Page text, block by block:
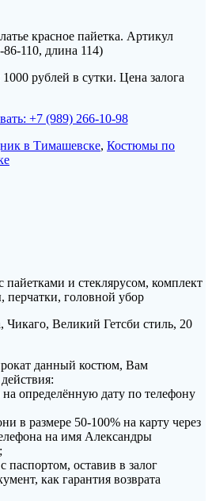
красное пайетка. Артикул
86-110, длина 114)
рублей в сутки. Цена залога
+7 (989) 266-10-98
в Тимашевске, Костюмы по
пайетками и стеклярусом, комплект
перчатки, головной убор
Чикаго, Великий Гетсби стиль, 20
данный костюм, Вам
определённую дату по телефону
в размере 50-100% на карту через
на имя Александры
паспортом, оставив в залог
как гарантия возврата